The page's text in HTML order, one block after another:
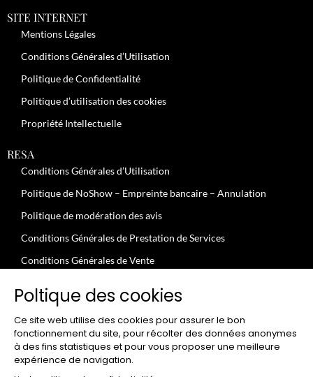
SITE INTERNET
Mentions Légales
Conditions Générales d’Utilisation
Politique de Confidentialité
Politique d’utilisation des cookies
Propriété Intellectuelle
RESA
Conditions Générales d’Utilisation
Politique de NoShow – Empreinte bancaire – Annulation
Politique de modération des avis
Conditions Générales de Prestation de Services
Conditions Générales de Vente
JOBS
Conditions Générales – Clients Professionnels
Conditions Uilisation – Particuliers
CLUB
Poltique des cookies
Ce site web utilise des cookies pour assurer le bon
fonctionnement du site, pour récolter des données anonymes
à des fins statistiques et pour vous proposer une meilleure
expérience de navigation.